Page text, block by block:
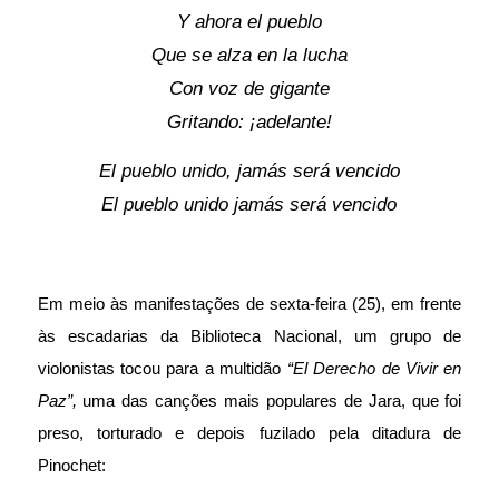
Y ahora el pueblo
Que se alza en la lucha
Con voz de gigante
Gritando: ¡adelante!
El pueblo unido, jamás será vencido
El pueblo unido jamás será vencido
Em meio às manifestações de sexta-feira (25), em frente
às escadarias da Biblioteca Nacional, um grupo de
violonistas tocou para a multidão “El Derecho de Vivir en
Paz”, uma das canções mais populares de Jara, que foi
preso, torturado e depois fuzilado pela ditadura de
Pinochet: